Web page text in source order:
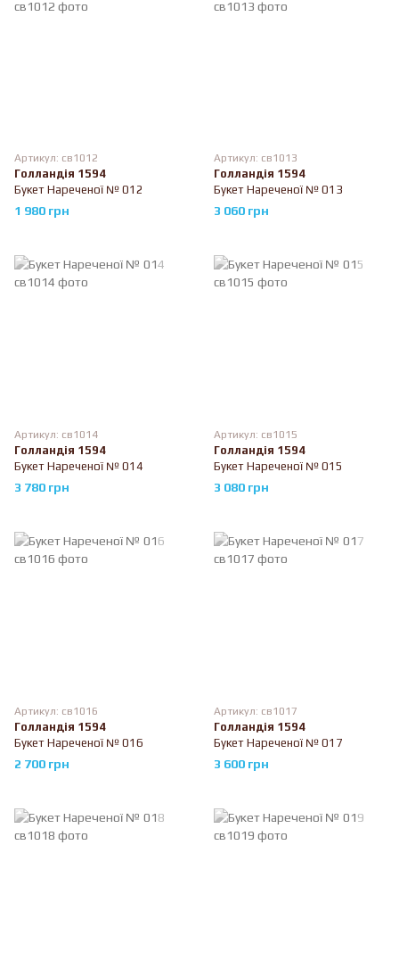
Артикул: св1012
Голландія 1594
Букет Нареченої № 012
1 980 грн
Артикул: св1013
Голландія 1594
Букет Нареченої № 013
3 060 грн
Артикул: св1014
Голландія 1594
Букет Нареченої № 014
3 780 грн
Артикул: св1015
Голландія 1594
Букет Нареченої № 015
3 080 грн
Артикул: св1016
Голландія 1594
Букет Нареченої № 016
2 700 грн
Артикул: св1017
Голландія 1594
Букет Нареченої № 017
3 600 грн